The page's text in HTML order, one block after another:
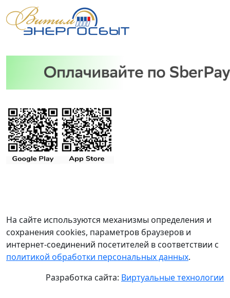
На сайте используются механизмы определения и
сохранения cookies, параметров браузеров и
интернет-соединений посетителей в соответствии с
политикой обработки персональных данных.
Разработка сайта: Виртуальные технологии